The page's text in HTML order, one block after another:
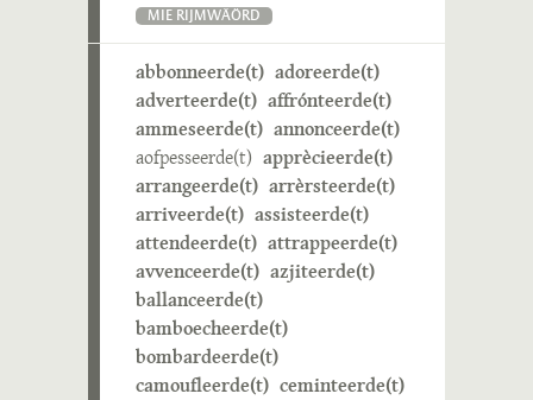
MIE RIJMWÄÖRD
abbonneerde(t) adoreerde(t)
adverteerde(t) affrónteerde(t)
ammeseerde(t) annonceerde(t)
aofpesseerde(t) apprècieerde(t)
arrangeerde(t) arrèrsteerde(t)
arriveerde(t) assisteerde(t)
attendeerde(t) attrappeerde(t)
avvenceerde(t) azjiteerde(t)
ballanceerde(t)
bamboecheerde(t)
bombardeerde(t)
camoufleerde(t) ceminteerde(t)